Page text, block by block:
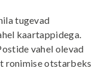
tugevad
kaartappidega.
vahel olevad
ronimise otstarbeks